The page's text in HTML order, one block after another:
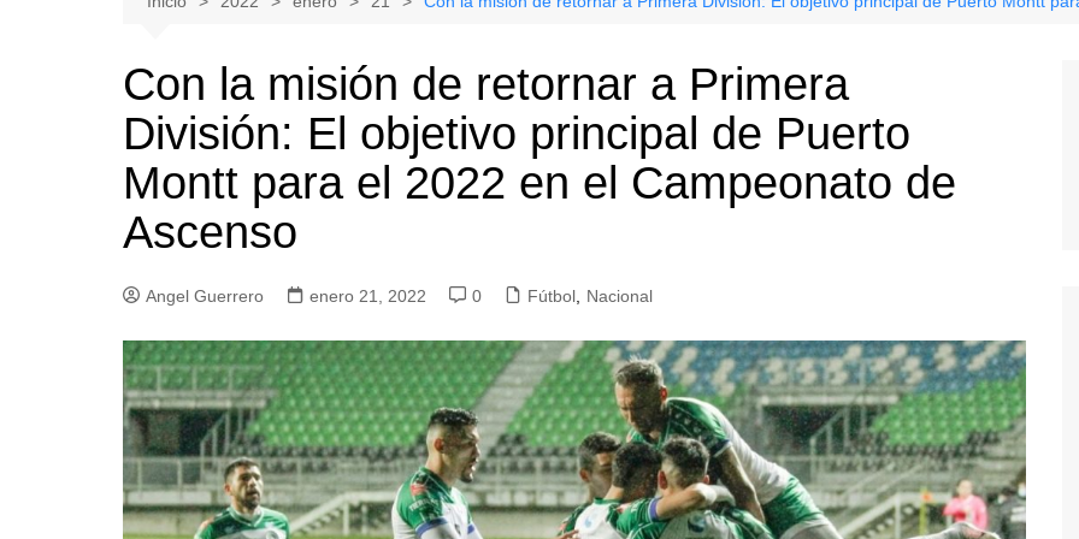
Tenis
Boxeo
Gimnasia
Licantén
Rauco
Sagrada Familia
Con la misión de retornar a Primera
División: El objetivo principal de Puerto
Montt para el 2022 en el Campeonato de
Ascenso
Angel Guerrero enero 21, 2022 0 Fútbol, Nacional